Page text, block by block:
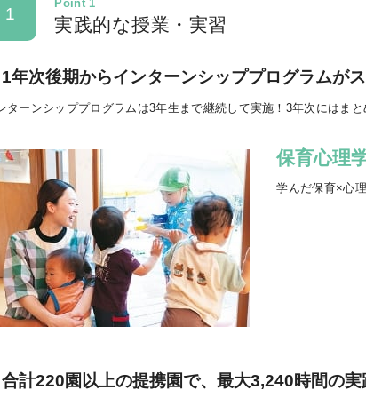
1
Point 1
実践的な授業・実習
1年次後期からインターンシッププログラムが
ターンシッププログラムは3年生まで継続して実施！3年次にはまと
保育心理
学んだ保育×心
合計220園以上の提携園で、最大3,240時間の